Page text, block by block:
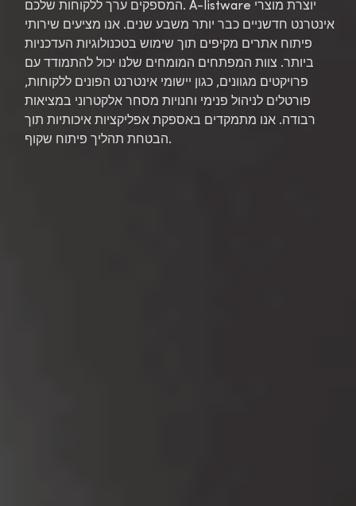
המספקים ערך ללקוחות שלכם. A-listware יוצרת מוצרי
אינטרנט חדשניים כבר יותר משבע שנים. אנו מציעים שירותי
פיתוח אתרים מקיפים תוך שימוש בטכנולוגיות העדכניות
ביותר. צוות המפתחים המומחים שלנו יכול להתמודד עם
פרויקטים מגוונים, כגון יישומי אינטרנט הפונים ללקוחות,
פורטלים לניהול פנימי וחנויות מסחר אלקטרוני במציאות
רבודה. אנו מתמקדים באספקת אפליקציות איכותיות תוך
הבטחת תהליך פיתוח שקוף.